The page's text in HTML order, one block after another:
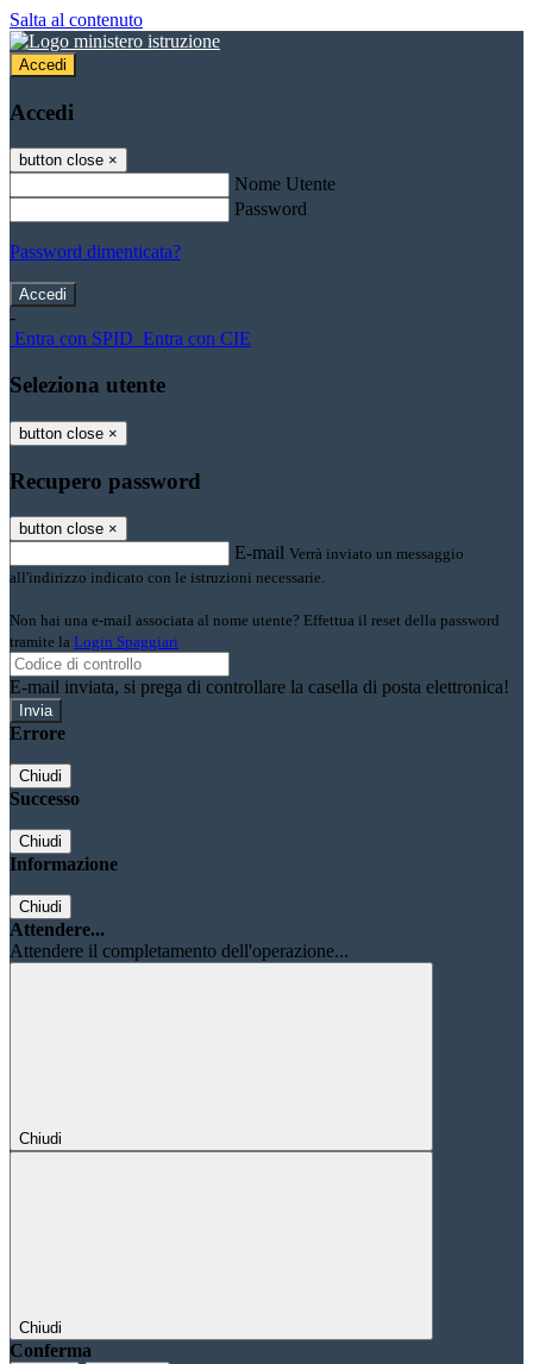
Salta al contenuto
Accedi
Accedi
button close ×
Nome Utente
Password
Password dimenticata?
-
Entra con SPID Entra con CIE
Seleziona utente
button close ×
Recupero password
button close ×
E-mail Verrà inviato un messaggio
all'indirizzo indicato con le istruzioni necessarie.
Non hai una e-mail associata al nome utente? Effettua il reset della password
tramite la Login Spaggiari
E-mail inviata, si prega di controllare la casella di posta elettronica!
Errore
Chiudi
Successo
Chiudi
Informazione
Chiudi
Attendere...
Attendere il completamento dell'operazione...
Chiudi
Chiudi
Conferma